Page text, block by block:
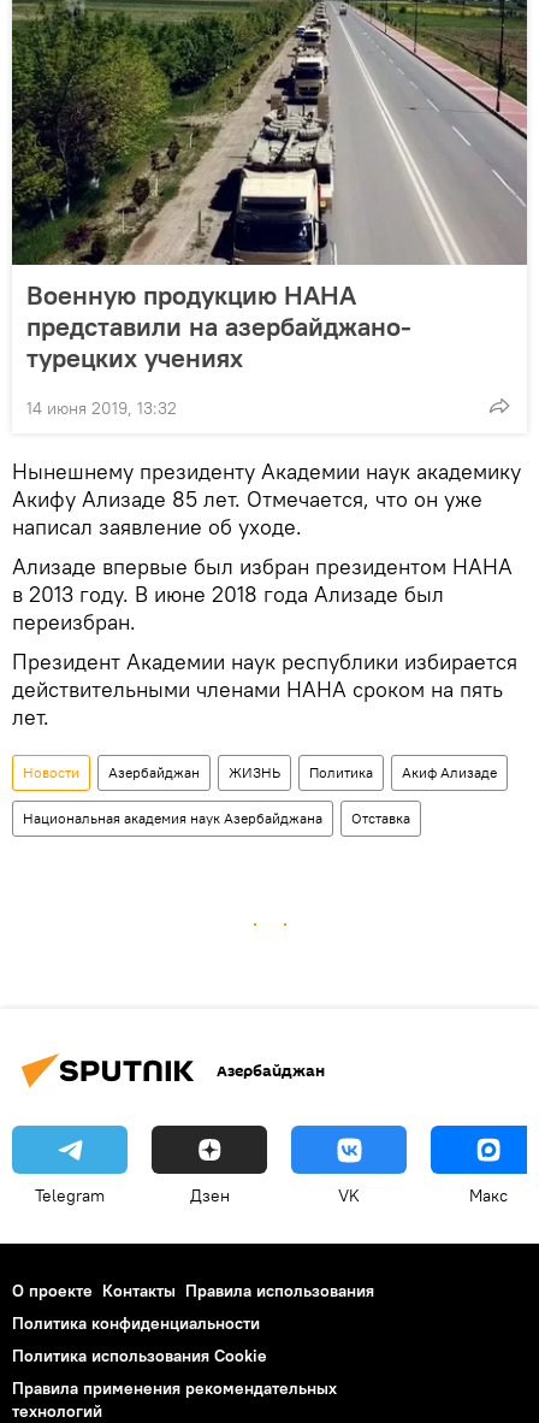
Военную продукцию НАНА
представили на азербайджано-
турецких учениях
14 июня 2019, 13:32
Нынешнему президенту Академии наук академику
Акифу Ализаде 85 лет. Отмечается, что он уже
написал заявление об уходе.
Ализаде впервые был избран президентом НАНА
в 2013 году. В июне 2018 года Ализаде был
переизбран.
Президент Академии наук республики избирается
действительными членами НАНА сроком на пять
лет.
Новости Азербайджан ЖИЗНЬ Политика Акиф Ализаде
Национальная академия наук Азербайджана Отставка
Азербайджан
Telegram Дзен VK Макс
О проекте Контакты Правила использования
Политика конфиденциальности
Политика использования Cookie
Правила применения рекомендательных
технологий